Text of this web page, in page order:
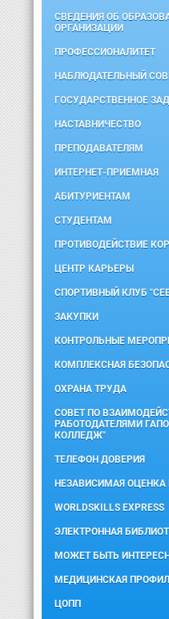
СВЕДЕНИЯ ОБ
ОРГАНИЗАЦИИ
ПРОФЕССИОНАЛИТЕТ
НАБЛЮДАТЕЛЬНЫЙ
ГОСУДАРСТВЕННОЕ
НАСТАВНИЧЕСТВО
ПРЕПОДАВАТЕЛЯМ
ИНТЕРНЕТ-ПРИЕМНАЯ
АБИТУРИЕНТАМ
СТУДЕНТАМ
ПРОТИВОДЕЙСТВИЕ
ЦЕНТР КАРЬЕРЫ
СПОРТИВНЫЙ КЛУБ
ЗАКУПКИ
КОНТРОЛЬНЫЕ
КОМПЛЕКСНАЯ
ОХРАНА ТРУДА
СОВЕТ ПО
РАБОТОДАТЕЛЯМИ
КОЛЛЕДЖ"
ТЕЛЕФОН ДОВЕРИЯ
НЕЗАВИСИМАЯ ОЦЕНКА
WORLDSKILLS EXPRESS
ЭЛЕКТРОННАЯ
МОЖЕТ БЫТЬ
МЕДИЦИНСКАЯ
ЦОПП